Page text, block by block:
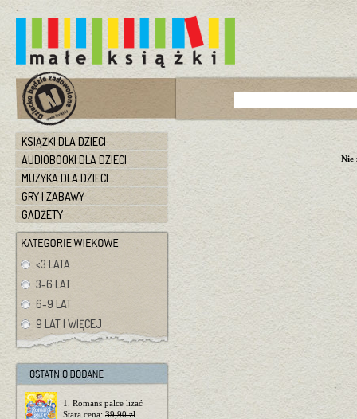
KSIĄŻKI DLA DZIECI
AUDIOBOOKI DLA DZIECI
MUZYKA DLA DZIECI
GRY I ZABAWY
GADŻETY
<3 LATA
3-6 LAT
6-9 LAT
9 LAT I WIĘCEJ
1. Romans palce lizać
Stara cena: 39,90 zł
Nie